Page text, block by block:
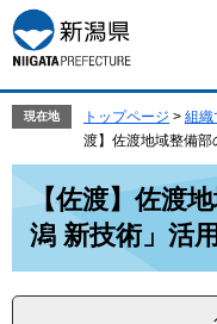
ー
ジ
の
で
ニ
ュ
ー
ば
現在地 トップページ > 組織
渡】佐渡地域整備
【佐渡】佐渡
潟 新技術」活